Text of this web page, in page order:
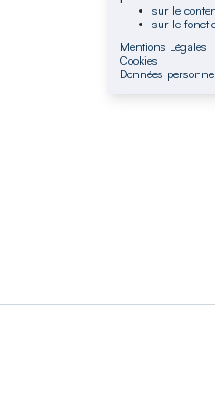
sur le
sur le
Mentions Légales
Cookies
Données